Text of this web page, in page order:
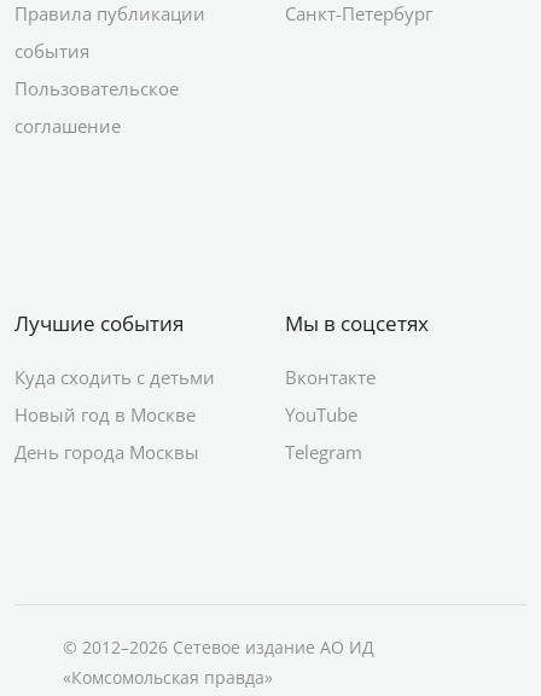
Правила публикации
события
Пользовательское
соглашение
Санкт-Петербург
Лучшие события
Куда сходить с детьми
Новый год в Москве
День города Москвы
Мы в соцсетях
Вконтакте
YouTube
Telegram
© 2012–2026 Сетевое издание АО ИД
«Комсомольская правда»